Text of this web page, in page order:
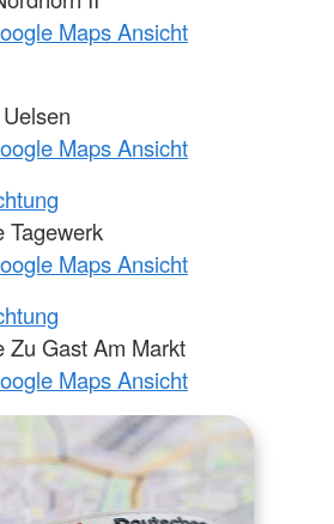
Maps Ansicht
Maps Ansicht
Tagewerk
Maps Ansicht
Zu Gast Am Markt
Maps Ansicht